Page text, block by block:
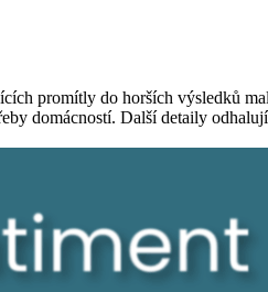
promítly do horších výsledků
domácností. Další detaily